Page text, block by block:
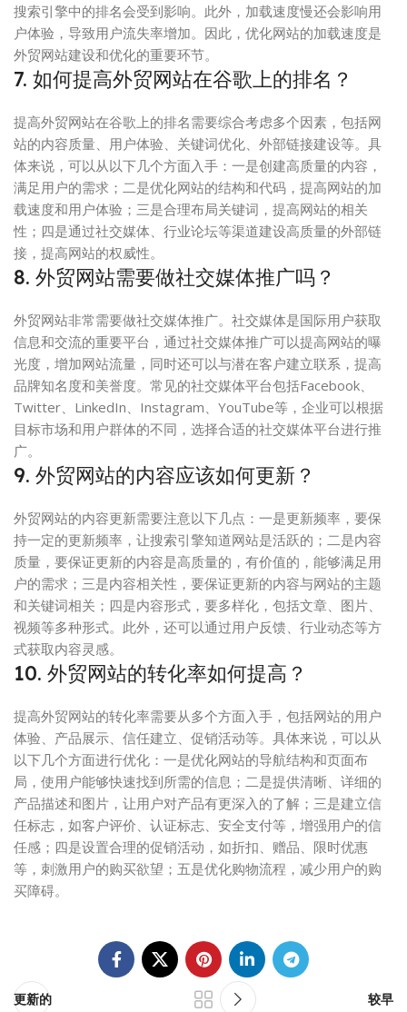
搜索引擎中的排名会受到影响。此外，加载速度慢还会影响用
户体验，导致用户流失率增加。因此，优化网站的加载速度是
外贸网站建设和优化的重要环节。
7. 如何提高外贸网站在谷歌上的排名？
提高外贸网站在谷歌上的排名需要综合考虑多个因素，包括网
站的内容质量、用户体验、关键词优化、外部链接建设等。具
体来说，可以从以下几个方面入手：一是创建高质量的内容，
满足用户的需求；二是优化网站的结构和代码，提高网站的加
载速度和用户体验；三是合理布局关键词，提高网站的相关
性；四是通过社交媒体、行业论坛等渠道建设高质量的外部链
接，提高网站的权威性。
8. 外贸网站需要做社交媒体推广吗？
外贸网站非常需要做社交媒体推广。社交媒体是国际用户获取
信息和交流的重要平台，通过社交媒体推广可以提高网站的曝
光度，增加网站流量，同时还可以与潜在客户建立联系，提高
品牌知名度和美誉度。常见的社交媒体平台包括Facebook、
Twitter、LinkedIn、Instagram、YouTube等，企业可以根据
目标市场和用户群体的不同，选择合适的社交媒体平台进行推
广。
9. 外贸网站的内容应该如何更新？
外贸网站的内容更新需要注意以下几点：一是更新频率，要保
持一定的更新频率，让搜索引擎知道网站是活跃的；二是内容
质量，要保证更新的内容是高质量的，有价值的，能够满足用
户的需求；三是内容相关性，要保证更新的内容与网站的主题
和关键词相关；四是内容形式，要多样化，包括文章、图片、
视频等多种形式。此外，还可以通过用户反馈、行业动态等方
式获取内容灵感。
10. 外贸网站的转化率如何提高？
提高外贸网站的转化率需要从多个方面入手，包括网站的用户
体验、产品展示、信任建立、促销活动等。具体来说，可以从
以下几个方面进行优化：一是优化网站的导航结构和页面布
局，使用户能够快速找到所需的信息；二是提供清晰、详细的
产品描述和图片，让用户对产品有更深入的了解；三是建立信
任标志，如客户评价、认证标志、安全支付等，增强用户的信
任感；四是设置合理的促销活动，如折扣、赠品、限时优惠
等，刺激用户的购买欲望；五是优化购物流程，减少用户的购
买障碍。
更新的 较早